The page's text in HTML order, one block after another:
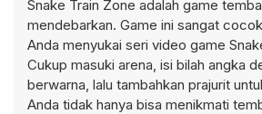
Snake Train Zone adalah game
mendebarkan. Game ini sangat
Anda menyukai seri video game
Cukup masuki arena, isi bilah angka
berwarna, lalu tambahkan prajurit
Anda tidak hanya bisa menikmati